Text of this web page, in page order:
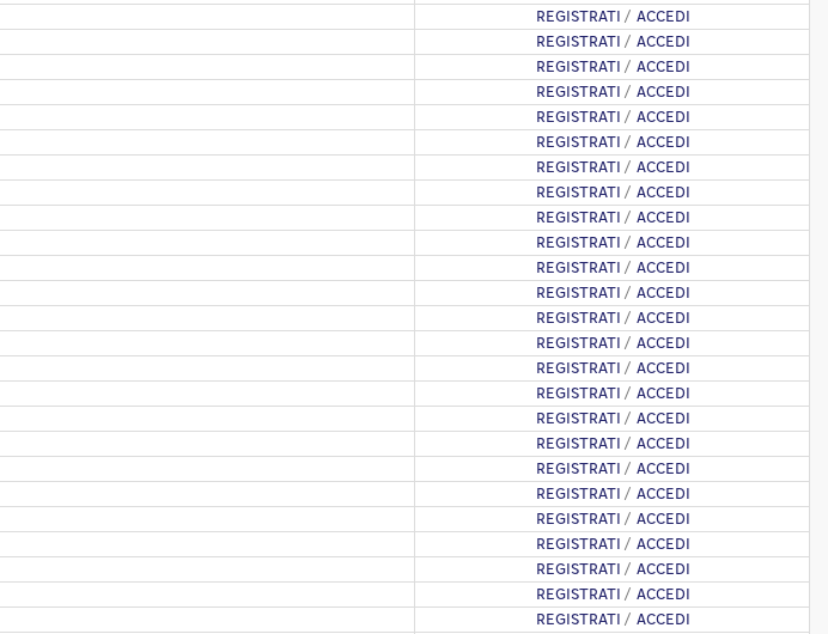
REGISTRATI / ACCEDI
REGISTRATI / ACCEDI
REGISTRATI / ACCEDI
REGISTRATI / ACCEDI
REGISTRATI / ACCEDI
REGISTRATI / ACCEDI
REGISTRATI / ACCEDI
REGISTRATI / ACCEDI
REGISTRATI / ACCEDI
REGISTRATI / ACCEDI
REGISTRATI / ACCEDI
REGISTRATI / ACCEDI
REGISTRATI / ACCEDI
REGISTRATI / ACCEDI
REGISTRATI / ACCEDI
REGISTRATI / ACCEDI
REGISTRATI / ACCEDI
REGISTRATI / ACCEDI
REGISTRATI / ACCEDI
REGISTRATI / ACCEDI
REGISTRATI / ACCEDI
REGISTRATI / ACCEDI
REGISTRATI / ACCEDI
REGISTRATI / ACCEDI
REGISTRATI / ACCEDI